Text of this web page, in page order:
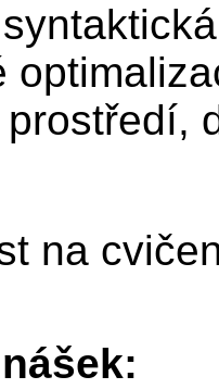
na